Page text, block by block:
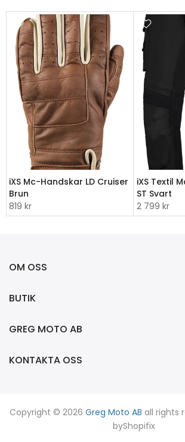
iXS Mc-Handskar LD Cruiser
Brun
819 kr
iXS Textil
ST Svart
2 799 kr
OM OSS
BUTIK
GREG MOTO AB
KONTAKTA OSS
Copyright © 2026 Greg Moto AB all rights
byShopifix